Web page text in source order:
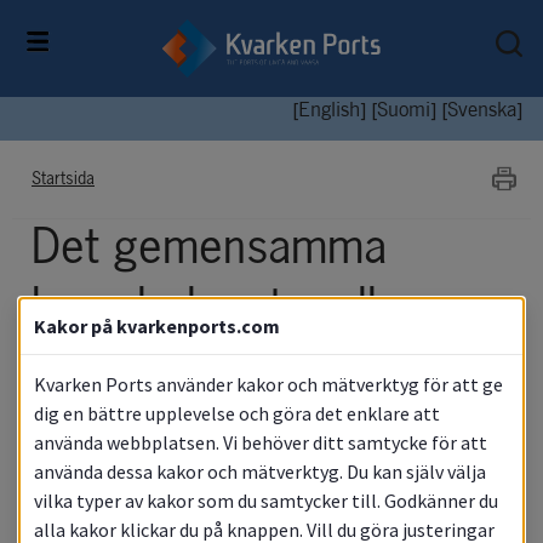
[English] [Suomi] [Svenska]
Startsida
Det gemensamma
hamnbolaget mellan
Umeå och Vasa,
Kvarken Ports, tar nästa
steg i utvecklingen
Kakor på kvarkenports.com
Kvarken Ports använder kakor och mätverktyg för att ge
dig en bättre upplevelse och göra det enklare att
använda webbplatsen. Vi behöver ditt samtycke för att
använda dessa kakor och mätverktyg. Du kan själv välja
vilka typer av kakor som du samtycker till. Godkänner du
alla kakor klickar du på knappen. Vill du göra justeringar